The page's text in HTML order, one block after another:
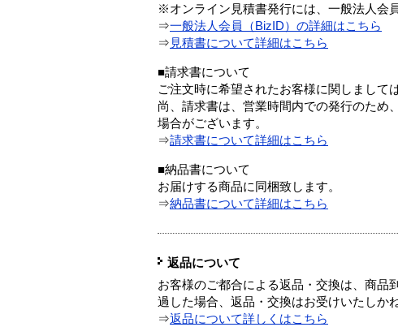
※オンライン見積書発行には、一般法人会
⇒一般法人会員（BizID）の詳細はこちら
⇒ 見積書について詳細はこちら
■請求書について
ご注文時に希望されたお客様に関しまして
尚、請求書は、営業時間内での発行のため
場合がございます。
⇒請求書について詳細はこちら
■納品書について
お届けする商品に同梱致します。
⇒納品書について詳細はこちら
返品について
お客様のご都合による返品・交換は、商品
過した場合、返品・交換はお受けいたしか
⇒返品について詳しくはこちら